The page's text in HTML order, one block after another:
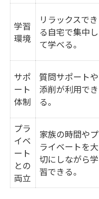
学習
環境
リラックスでき
る自宅で集中し
て学べる。
サポ
ート
体制
質問サポートや
添削が利用でき
る。
プラ
イベ
ート
との
両立
家族の時間やプ
ライベートを大
切にしながら学
習できる。